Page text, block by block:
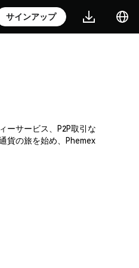
サインアップ
ーサービス、P2P取引な
貨の旅を始め、Phemex